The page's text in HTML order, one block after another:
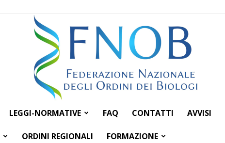
Federazione
LEGGI-NORMATIVE FAQ CONTATTI AVVISI
ORDINI REGIONALI FORMAZIONE